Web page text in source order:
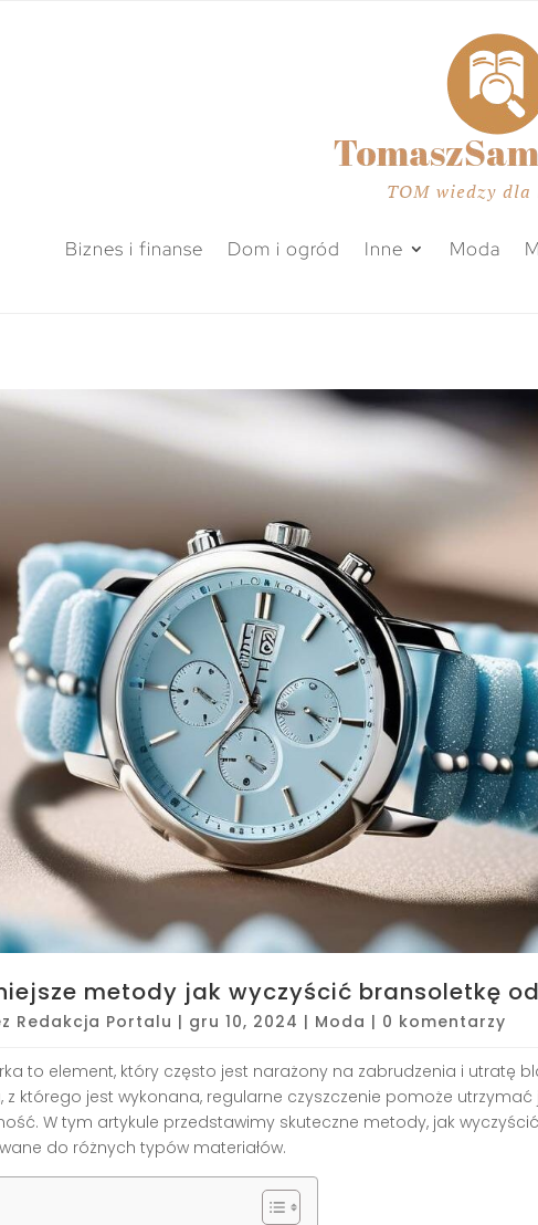
Biznes i finanse Dom i ogród Inne Moda
metody jak wyczyścić bransoletkę
Redakcja Portalu | gru 10, 2024 | Moda | 0 komentarzy
to element, który często jest narażony na zabrudzenia i utratę
z którego jest wykonana, regularne czyszczenie pomoże
W tym artykule przedstawimy skuteczne metody, jak
do różnych typów materiałów.